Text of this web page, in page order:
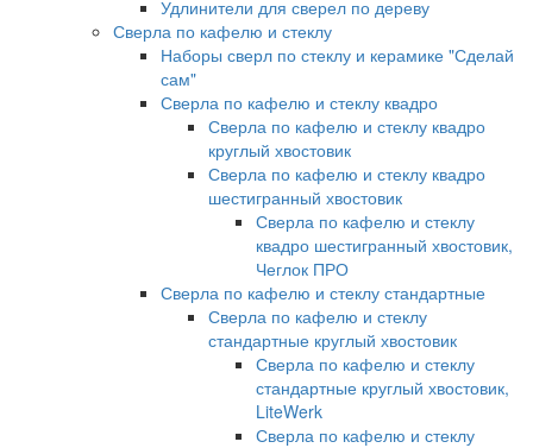
Удлинители для сверел по дереву
Сверла по кафелю и стеклу
Наборы сверл по стеклу и керамике "Сделай
сам"
Сверла по кафелю и стеклу квадро
Сверла по кафелю и стеклу квадро
круглый хвостовик
Сверла по кафелю и стеклу квадро
шестигранный хвостовик
Сверла по кафелю и стеклу
квадро шестигранный хвостовик,
Чеглок ПРО
Сверла по кафелю и стеклу стандартные
Сверла по кафелю и стеклу
стандартные круглый хвостовик
Сверла по кафелю и стеклу
стандартные круглый хвостовик,
LiteWerk
Сверла по кафелю и стеклу